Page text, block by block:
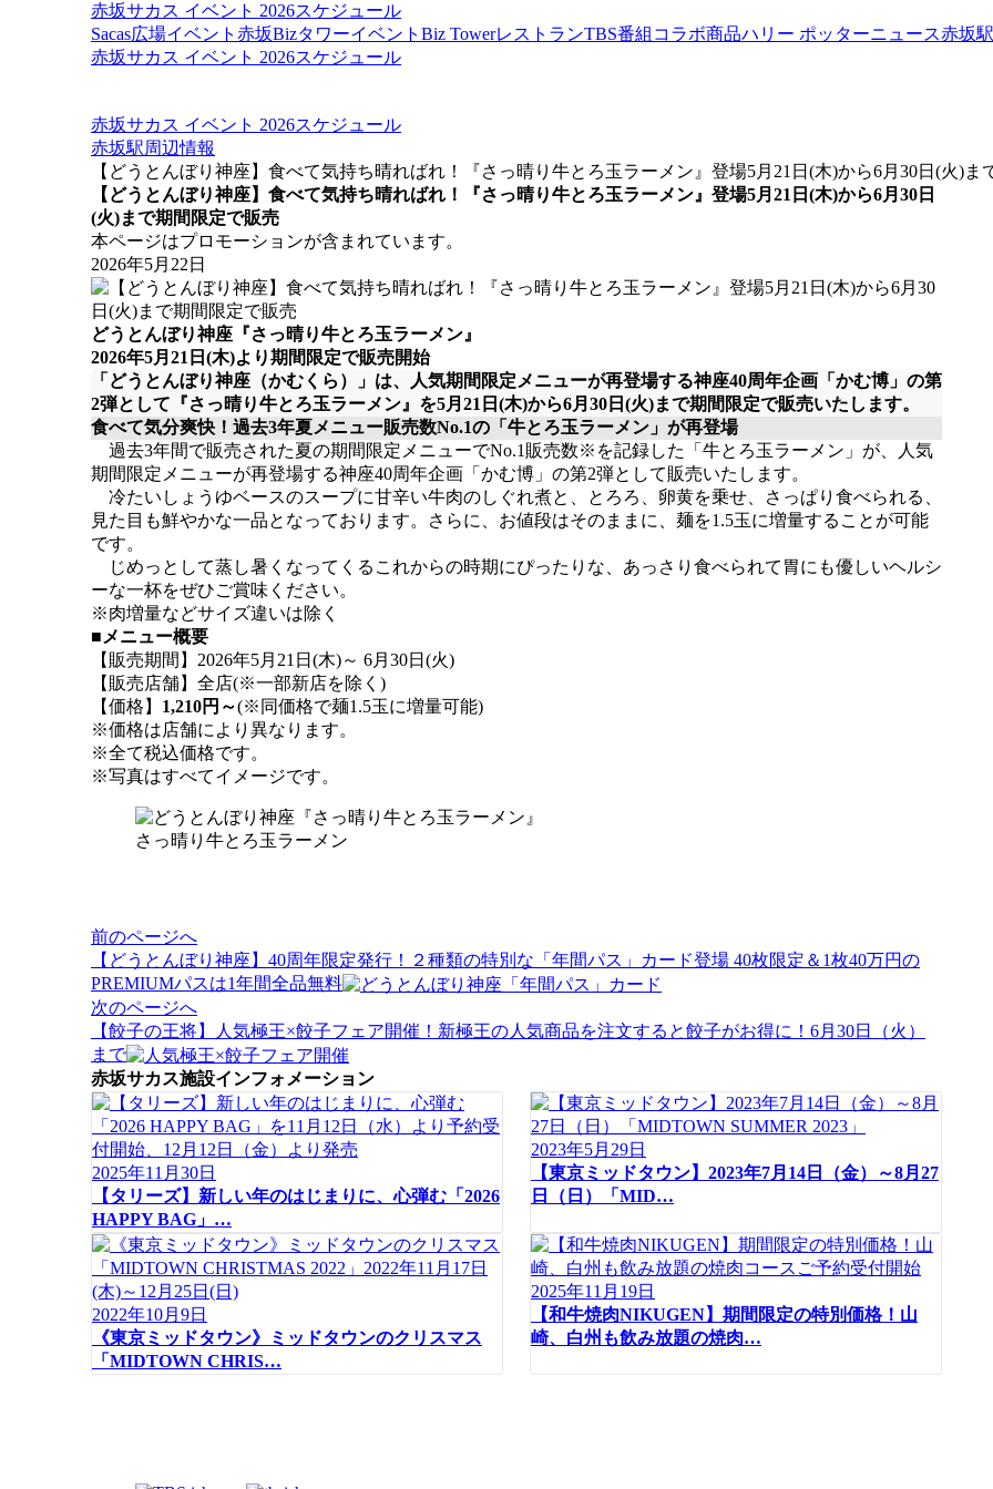
赤坂サカス イベント 2026スケジュール
Sacas広場イベント 赤坂Bizタワーイベント Biz TowerレストランTBS番組コラボ商品ハリー ポッターニュース赤坂
赤坂サカス イベント 2026スケジュール
赤坂サカス イベント 2026スケジュール
赤坂駅周辺情報
【どうとんぼり神座】食べて気持ち晴ればれ！『さっ晴り牛とろ玉ラーメン』登場5月21日(木)から6月30日(火)ま
【どうとんぼり神座】食べて気持ち晴ればれ！『さっ晴り牛とろ玉ラーメン』登場5月21日(木)から6月30日
(火)まで期間限定で販売
本ページはプロモーションが含まれています。
2026年5月22日
どうとんぼり神座『さっ晴り牛とろ玉ラーメン』
2026年5月21日(木)より期間限定で販売開始
「どうとんぼり神座（かむくら）」は、人気期間限定メニューが再登場する神座40周年企画「かむ博」の第
2弾として『さっ晴り牛とろ玉ラーメン』を5月21日(木)から6月30日(火)まで期間限定で販売いたします。
食べて気分爽快！過去3年夏メニュー販売数No.1の「牛とろ玉ラーメン」が再登場
過去3年間で販売された夏の期間限定メニューでNo.1販売数※を記録した「牛とろ玉ラーメン」が、人気
期間限定メニューが再登場する神座40周年企画「かむ博」の第2弾として販売いたします。
冷たいしょうゆベースのスープに⽢⾟い⽜⾁のしぐれ煮と、とろろ、卵黄を乗せ、さっぱり食べられる、
⾒た⽬も鮮やかな一品となっております。さらに、お値段はそのままに、麺を1.5玉に増量することが可能
です。
じめっとして蒸し暑くなってくるこれからの時期にぴったりな、あっさり食べられて胃にも優しいヘルシ
ーな一杯をぜひご賞味ください。
※肉増量などサイズ違いは除く
■メニュー概要
【販売期間】2026年5月21日(木)～ 6月30日(火)
【販売店舗】全店(※一部新店を除く)
【価格】 1,210円～(※同価格で麺1.5玉に増量可能)
※価格は店舗により異なります。
※全て税込価格です。
※写真はすべてイメージです。
さっ晴り牛とろ玉ラーメン
投
稿
ナ
ビ
ゲ
ー
シ
ョ
ン
前のページへ
【どうとんぼり神座】40周年限定発行！２種類の特別な「年間パス」カード登場 40枚限定＆1枚40万円の
PREMIUMパスは1年間全品無料
次のページへ
【餃子の王将】人気極王×餃子フェア開催！新極王の人気商品を注文すると餃子がお得に！6月30日（火）
まで
赤坂サカス施設インフォメーション
2025年11月30日
【タリーズ】新しい年のはじまりに、心弾む「2026
HAPPY BAG」…
2023年5月29日
【東京ミッドタウン】2023年7月14日（金）～8月27
日（日）「MID…
2022年10月9日
《東京ミッドタウン》ミッドタウンのクリスマス
「MIDTOWN CHRIS…
2025年11月19日
【和牛焼肉NIKUGEN】期間限定の特別価格！山
崎、白州も飲み放題の焼肉…